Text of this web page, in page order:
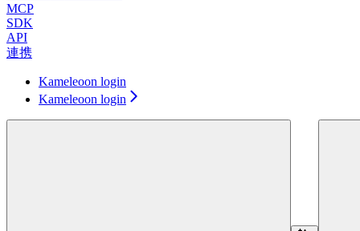
MCP
SDK
API
連携
Kameleoon login
Kameleoon login